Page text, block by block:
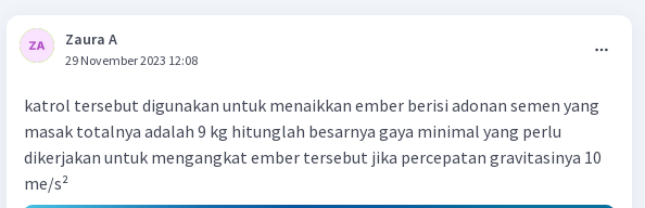
Zaura A
29 November 2023 12:08
katrol tersebut digunakan untuk menaikkan ember berisi adonan semen yang
masak totalnya adalah 9 kg hitunglah besarnya gaya minimal yang perlu
dikerjakan untuk mengangkat ember tersebut jika percepatan gravitasinya 10
me/s²